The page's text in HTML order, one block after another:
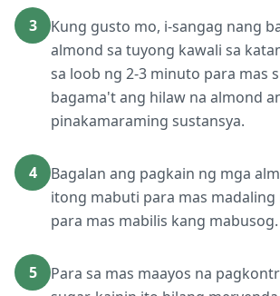
3
Kung gusto mo, i-sangag nang
almond sa tuyong kawali sa
sa loob ng 2-3 minuto para mas
bagama't ang hilaw na almond
pinakamaraming sustansya.
4
Bagalan ang pagkain ng mga
itong mabuti para mas
para mas mabilis kang mabusog.
5
Para sa mas maayos na